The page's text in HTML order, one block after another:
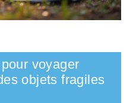
voyager
objets fragiles